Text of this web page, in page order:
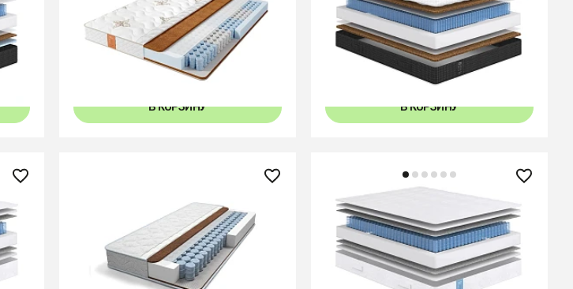
Матрас Comfort Eco Hard
В КОРЗИНУ
Матрас Comfort Strong Hard
В КОРЗИНУ
Матрас Kids Tender
80x170 80x170 80x170 +2
23 090 ₽
Матрас Classic Standart Soft